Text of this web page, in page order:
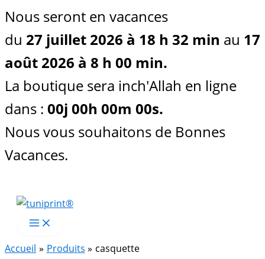
Nous seront en vacances
du 27 juillet 2026 à 18 h 32 min au 17
août 2026 à 8 h 00 min.
La boutique sera inch'Allah en ligne
dans : 00j 00h 00m 00s.
Nous vous souhaitons de Bonnes
Vacances.
Aller
Accueil
Produits casquette